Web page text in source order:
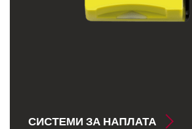
СИСТЕМИ ЗА НАПЛАТА